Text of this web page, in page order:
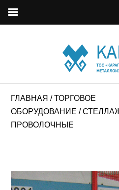
ГЛАВНАЯ /ТОРГОВОЕ
ОБОРУДОВАНИЕ /
ПРОВОЛОЧНЫЕ